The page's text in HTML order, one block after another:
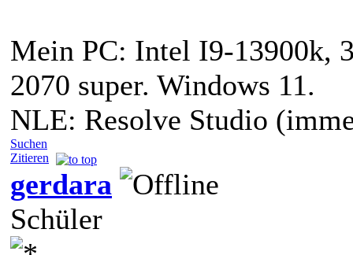
Mein PC: Intel I9-13900k,
2070 super. Windows 11.
NLE: Resolve Studio
Suchen
Zitieren
gerdara
Schüler